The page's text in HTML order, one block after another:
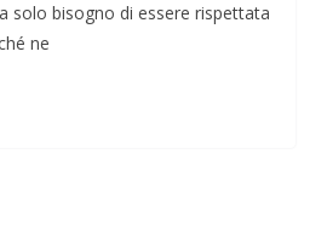
solo bisogno di essere rispettata
ne